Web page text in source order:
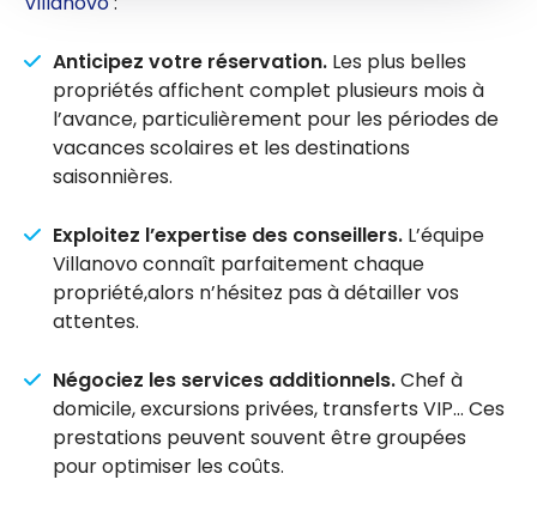
Anticipez votre réservation. Les plus belles
propriétés affichent complet plusieurs mois à
l’avance, particulièrement pour les périodes de
vacances scolaires et les destinations
saisonnières.
Exploitez l’expertise des conseillers. L’équipe
Villanovo connaît parfaitement chaque
propriété,alors n’hésitez pas à détailler vos
attentes.
Négociez les services additionnels.Chef à
domicile, excursions privées, transferts VIP… Ces
prestations peuvent souvent être groupées
pour optimiser les coûts.